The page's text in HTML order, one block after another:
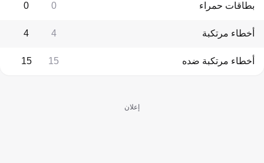
بطاقات حمراء 0
0
أخطاء مرتكبة 4
4
أخطاء مرتكبة ضده 15
15
إعلان